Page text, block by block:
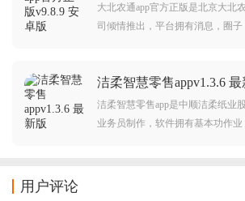
大北农通app官方正版是北京大北
司倾情推出，平台拥有消息，圈
交流农业知识。
洁柔智慧零售appv1.3.6 最
洁柔智慧零售app是中顺洁柔纸业
业务员制作，软件拥有基本功作
用户评论